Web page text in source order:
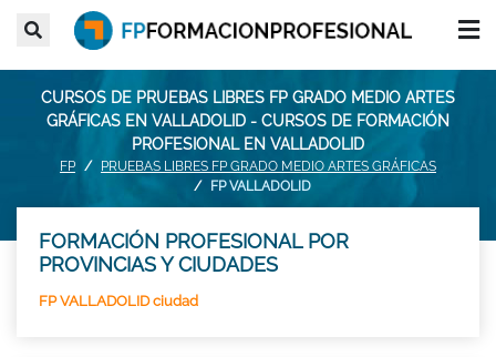
CURSOS DE PRUEBAS LIBRES FP GRADO MEDIO ARTES
GRÁFICAS EN VALLADOLID - CURSOS DE FORMACIÓN
PROFESIONAL EN VALLADOLID
FP
PRUEBAS LIBRES FP GRADO MEDIO ARTES GRÁFICAS
FP VALLADOLID
FORMACIÓN PROFESIONAL POR
PROVINCIAS Y CIUDADES
FP VALLADOLID ciudad